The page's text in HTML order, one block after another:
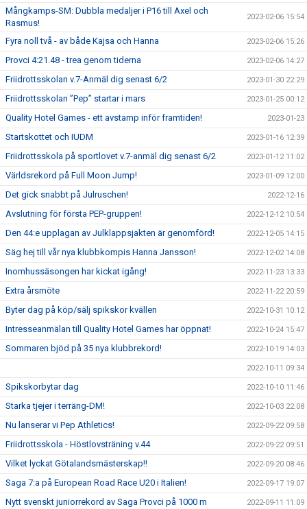
Mångkamps-SM: Dubbla medaljer i P16 till Axel och
Rasmus!
2023-02-06 15:54
Fyra noll två - av både Kajsa och Hanna 2023-02-06 15:26
Provci 4:21.48 - trea genom tiderna 2023-02-06 14:27
Friidrottsskolan v.7-Anmäl dig senast 6/2 2023-01-30 22:29
Friidrottsskolan ”Pep” startar i mars 2023-01-25 00:12
Quality Hotel Games - ett avstamp inför framtiden! 2023-01-23
Startskottet och IUDM 2023-01-16 12:39
Friidrottsskola på sportlovet v.7-anmäl dig senast 6/2 2023-01-12 11:02
Världsrekord på Full Moon Jump! 2023-01-09 12:00
Det gick snabbt på Julruschen! 2022-12-16
Avslutning för första PEP-gruppen! 2022-12-12 10:54
Den 44:e upplagan av Julklappsjakten är genomförd! 2022-12-05 14:15
Säg hej till vår nya klubbkompis Hanna Jansson! 2022-12-02 14:08
Inomhussäsongen har kickat igång! 2022-11-23 13:33
Extra årsmöte 2022-11-22 20:59
Byter dag på köp/sälj spikskor kvällen 2022-10-31 10:12
Intresseanmälan till Quality Hotel Games har öppnat! 2022-10-24 15:47
Sommaren bjöd på 35 nya klubbrekord! 2022-10-19 14:03
2022-10-11 09:34
Spikskorbytar dag 2022-10-10 11:46
Starka tjejer i terräng-DM! 2022-10-03 22:08
Nu lanserar vi Pep Athletics! 2022-09-22 09:58
Friidrottsskola - Höstlovsträning v.44 2022-09-22 09:51
Vilket lyckat Götalandsmästerskap!! 2022-09-20 08:46
Saga 7:a på European Road Race U20 i Italien! 2022-09-17 19:07
Nytt svenskt juniorrekord av Saga Provci på 1000 m 2022-09-11 11:09